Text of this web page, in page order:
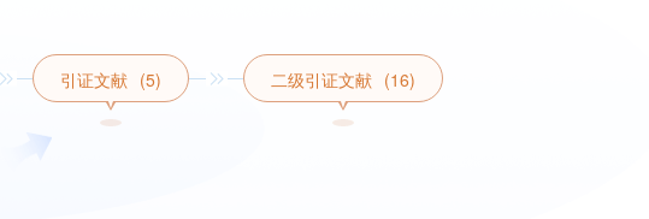
引证文献 (5) 二级引证文献 (16)